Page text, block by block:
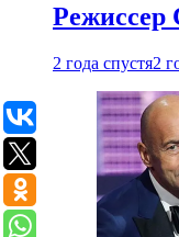
Режиссер
2 года спустя2